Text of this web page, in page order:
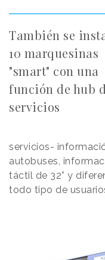
También se
10 marquesinas
"smart" con una
función de hub
servicios
servicios-
autobuses,
táctil de 32” y
todo tipo de